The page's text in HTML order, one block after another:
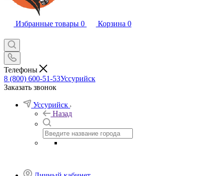
Избранные товары 0 Корзина 0
Телефоны
8 (800) 600-51-53Уссурийск
Заказать звонок
Уссурийск
Назад